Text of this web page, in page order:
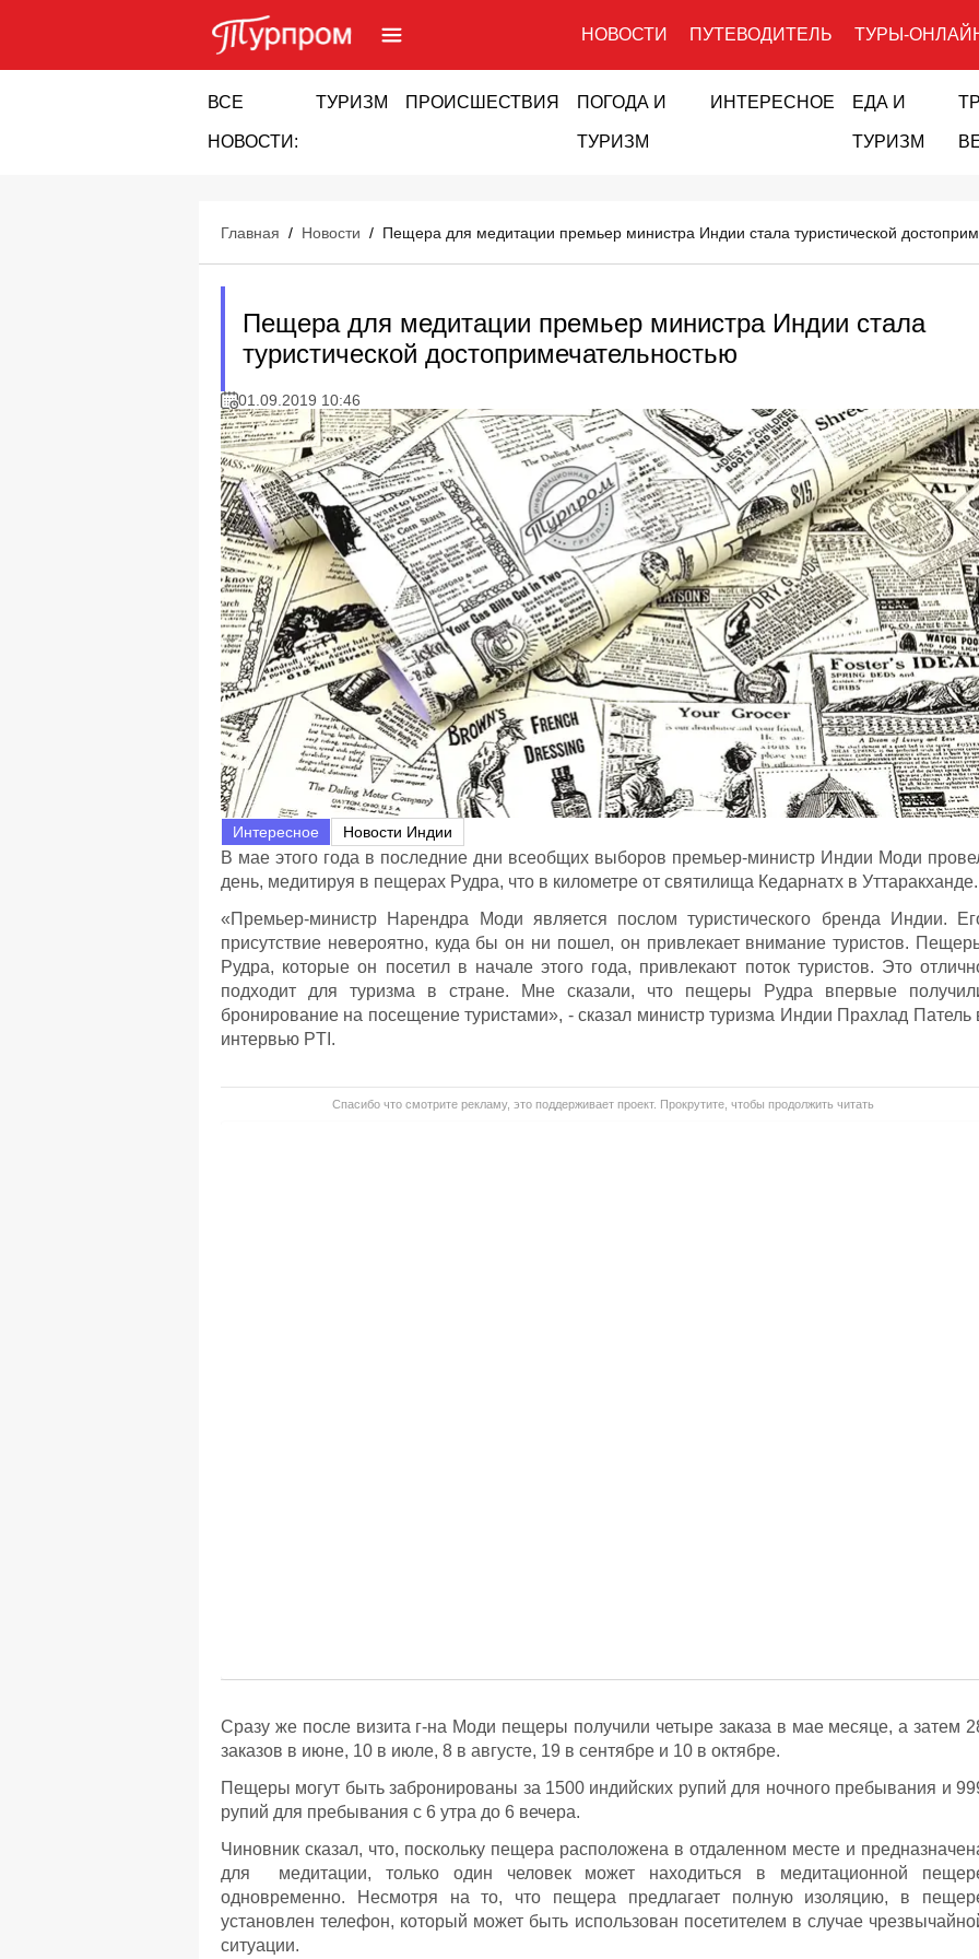
НОВОСТИ ПУТЕВОДИТЕЛЬ ТУРЫ-
ВСЕ
НОВОСТИ:
ТУРИЗМ ПРОИСШЕСТВИЯ ПОГОДА И
ТУРИЗМ
ИНТЕРЕСНОЕ ЕДА И
ТУРИЗМ
Главная / Новости / Пещера для медитации премьер министра Индии стала туристической
Пещера для медитации премьер министра Индии стала
туристической достопримечательностью
01.09.2019 10:46
Интересное Новости Индии
В мае этого года в последние дни всеобщих выборов премьер-министр Индии Моди
день, медитируя в пещерах Рудра, что в километре от святилища Кедарнатх в Уттаракханде.
«Премьер-министр Нарендра Моди является послом туристического бренда Индии.
присутствие невероятно, куда бы он ни пошел, он привлекает внимание туристов.
Рудра, которые он посетил в начале этого года, привлекают поток туристов. Это
подходит для туризма в стране. Мне сказали, что пещеры Рудра впервые
бронирование на посещение туристами», - сказал министр туризма Индии Прахлад Патель
интервью PTI.
Спасибо что смотрите рекламу, это поддерживает проект. Прокрутите, чтобы продолжить читать
Сразу же после визита г-на Моди пещеры получили четыре заказа в мае месяце, а затем
заказов в июне, 10 в июле, 8 в августе, 19 в сентябре и 10 в октябре.
Пещеры могут быть забронированы за 1500 индийских рупий для ночного пребывания и
рупий для пребывания с 6 утра до 6 вечера.
Чиновник сказал, что, поскольку пещера расположена в отдаленном месте и
для медитации, только один человек может находиться в медитационной
одновременно. Несмотря на то, что пещера предлагает полную изоляцию, в
установлен телефон, который может быть использован посетителем в случае
ситуации.